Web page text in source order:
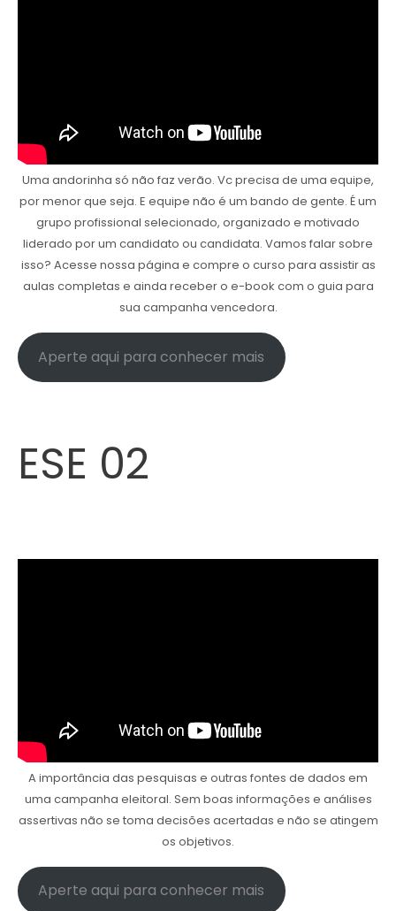
Uma andorinha só não faz verão. Vc precisa de uma equipe,
por menor que seja. E equipe não é um bando de gente. É um
grupo profissional selecionado, organizado e motivado
liderado por um candidato ou candidata. Vamos falar sobre
isso? Acesse nossa página e compre o curso para assistir as
aulas completas e ainda receber o e-book com o guia para
sua campanha vencedora.
Aperte aqui para conhecer mais
ESE 02
A importância das pesquisas e outras fontes de dados em
uma campanha eleitoral. Sem boas informações e análises
assertivas não se toma decisões acertadas e não se atingem
os objetivos.
Aperte aqui para conhecer mais